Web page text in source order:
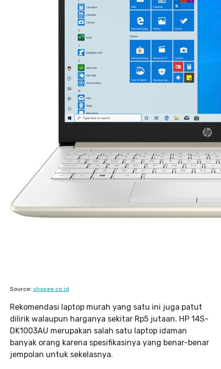
Source: shopee.co.id
Rekomendasi laptop murah yang satu ini juga patut
dilirik walaupun harganya sekitar Rp5 jutaan. HP 14S-
DK1003AU merupakan salah satu laptop idaman
banyak orang karena spesifikasinya yang benar-benar
jempolan untuk sekelasnya.